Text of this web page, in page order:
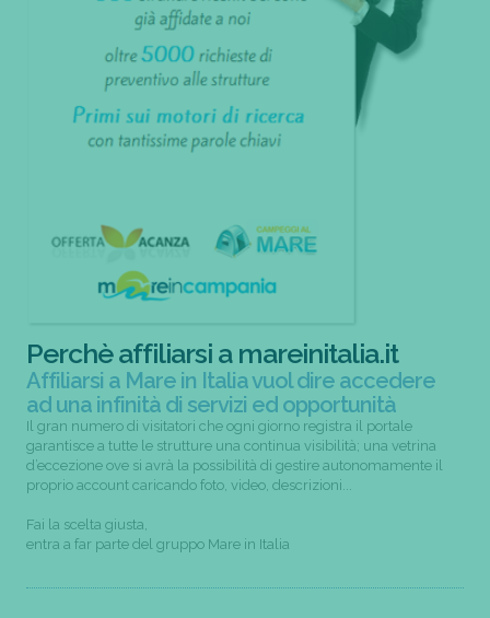
Perchè affiliarsi a mareinitalia.it
Affiliarsi a Mare in Italia vuol dire accedere
ad una infinità di servizi ed opportunità
Il gran numero di visitatori che ogni giorno registra il portale
garantisce a tutte le strutture una continua visibilità; una vetrina
d’eccezione ove si avrà la possibilità di gestire autonomamente il
proprio account caricando foto, video, descrizioni...
Fai la scelta giusta,
entra a far parte del gruppo Mare in Italia